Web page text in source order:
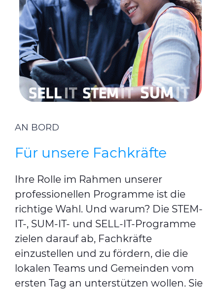
AN BORD
Für unsere Fachkräfte
Ihre Rolle im Rahmen unserer
professionellen Programme ist die
richtige Wahl. Und warum? Die STEM-
IT-, SUM-IT- und SELL-IT-Programme
zielen darauf ab, Fachkräfte
einzustellen und zu fördern, die die
lokalen Teams und Gemeinden vom
ersten Tag an unterstützen wollen. Sie